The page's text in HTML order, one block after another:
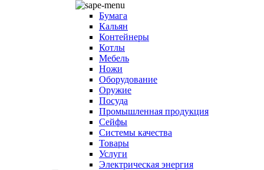
Бумага
Кальян
Контейнеры
Котлы
Мебель
Ножи
Оборудование
Оружие
Посуда
Промышленная продукция
Сейфы
Системы качества
Товары
Услуги
Электрическая энергия